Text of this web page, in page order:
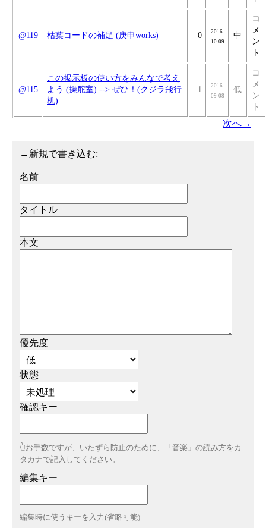
@119 枯葉コードの補足 (庚申works) 0
2016-
10-09
中
コ
メ
ン
ト
@115
この掲示板の使い方をみんなで考え
よう (操舵室) --> ぜひ！(クジラ飛行
机)
1
2016-
09-08
低
コ
メ
ン
ト
次へ→
→ 新規で書き込む:
名前
タイトル
本文
優先度
状態
確認キー
👆お手数ですが、いたずら防止のために、「音楽」の読み方をカ
タカナで記入してください。
編集キー
編集時に使うキーを入力(省略可能)